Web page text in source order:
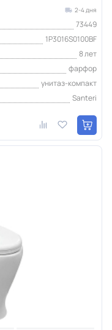
2-4 дня
73449
1P3016S0100BF
8 лет
фарфор
унитаз-компакт
Santeri